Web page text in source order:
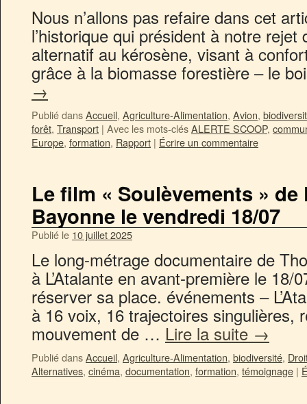
Nous n’allons pas refaire dans cet
l’historique qui président à notre rejet
alternatif au kérosène, visant à
grâce à la biomasse forestière – le
→
Publié dansAccueil, Agriculture-Alimentation, Avion,
forêt, Transport | Avec les mots-clésALERTE SCOOP,
Europe, formation, Rapport | Écrire un commentaire
Le film « Soulèvements » de
Bayonne le vendredi 18/07
Publié le 10 juillet 2025
Le long-métrage documentaire de
à L’Atalante en avant-première le
réserver sa place. événements –
à 16 voix, 16 trajectoires singulières,
mouvement de … Lire la suite →
Publié dansAccueil, Agriculture-Alimentation, biodiversité,
Alternatives, cinéma, documentation, formation, témoignage |